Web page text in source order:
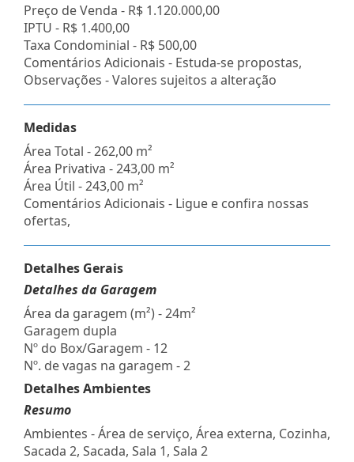
Preço de Venda - R$ 1.120.000,00
IPTU - R$ 1.400,00
Taxa Condominial - R$ 500,00
Comentários Adicionais - Estuda-se propostas,
Observações - Valores sujeitos a alteração
Medidas
Área Total - 262,00 m²
Área Privativa - 243,00 m²
Área Útil - 243,00 m²
Comentários Adicionais - Ligue e confira nossas
ofertas,
Detalhes Gerais
Detalhes da Garagem
Área da garagem (m²) - 24m²
Garagem dupla
Nº do Box/Garagem - 12
Nº. de vagas na garagem - 2
Detalhes Ambientes
Resumo
Ambientes - Área de serviço, Área externa, Cozinha,
Sacada 2, Sacada, Sala 1, Sala 2